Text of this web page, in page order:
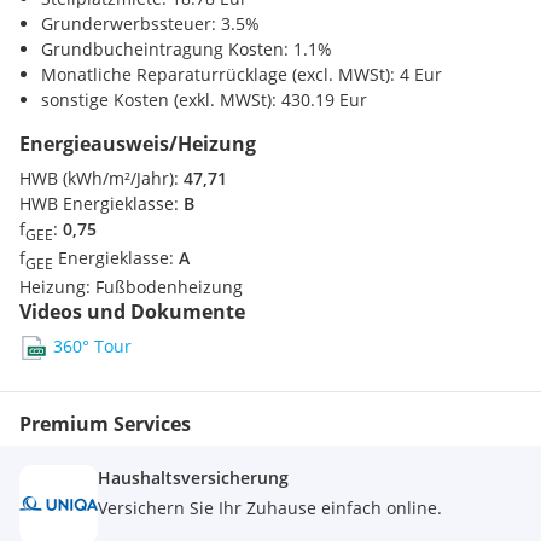
- Terrasse mit 32,89 m²
- Nebengebäude / Gartenhütte mit 3,36 m²
Obergeschoss
- Zimmer mit 13,44 m²
- Zimmer mit 13,52 m²
- Badezimmer mit Dusche und Badewanne mit 6,69 m²
- Gang mit 3,60 m²
- Balkon mit 6,60 m²
Atriumgeschoss
- Zimmer mit 51,93 m²
- Technikraum mit 3,98 m²
- Abstellraum mit 2,48 m²
- Atrium mit 14,00 m²
Baurechtsgrund - die clevere Alternative
Grunderwerbssteuer: 3.5%
Grundbucheintragung Kosten: 1.1%
Monatliche Reparaturrücklage (excl. MWSt): 4 Eur
sonstige Kosten (exkl. MWSt): 430.19 Eur
Energieausweis/Heizung
HWB (kWh/m²/Jahr): 47,71
HWB Energieklasse: B
fGEE: 0,75
fGEE Energieklasse: A
Heizung: Fußbodenheizung
Videos und Dokumente
360° Tour
Premium Services
Haushaltsversicherung
Versichern Sie Ihr Zuhause einfach online.